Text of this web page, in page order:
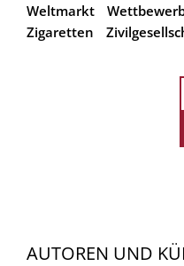
Weltmarkt
Zigaretten
AUTOREN UND